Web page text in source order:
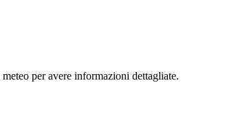
per avere informazioni dettagliate.